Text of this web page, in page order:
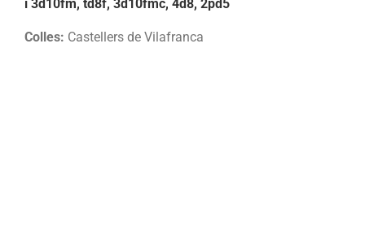
i 3d10fm, td8f, 3d10fmc, 4d8, 2pd5
Colles: Castellers de Vilafranca